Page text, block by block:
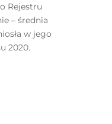
Rejestru
– średnia
w jego
2020.